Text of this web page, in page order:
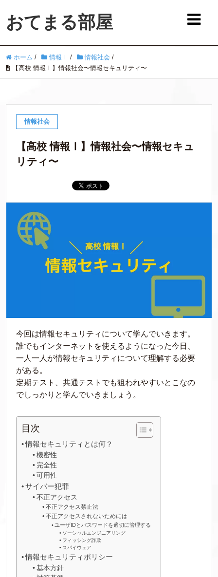
おてまる部屋
ホーム / 情報Ⅰ / 情報社会 /
【高校 情報Ⅰ】情報社会〜情報セキュリティ〜
情報社会
【高校 情報Ⅰ】情報社会〜情報セキュ
リティ〜
今回は情報セキュリティについて学んでいきます。
誰でもインターネットを使えるようになった今日、
一人一人が情報セキュリティについて理解する必要
がある。
定期テスト、共通テストでも狙われやすいとこなの
でしっかりと学んでいきましょう。
目次
情報セキュリティとは何？
機密性
完全性
可用性
サイバー犯罪
不正アクセス
不正アクセス禁止法
不正アクセスされないためには
ユーザIDとパスワードを適切に管理する
ソーシャルエンジニアリング
フィッシング詐欺
スパイウェア
情報セキュリティポリシー
基本方針